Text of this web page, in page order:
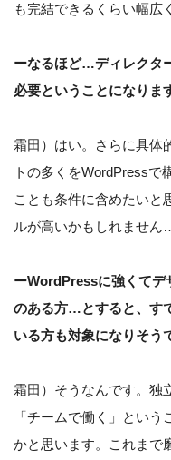
も完結できるくらい幅広
ーなるほど…ディレクタ
必要ということになりま
霜田）はい。さらに具体
トの多くをWordPressで
ことも条件に含めたいと
ルが高いかもしれません
ーWordPressに強くてデ
のある方…とすると、す
いる方も対象になりそう
霜田）そうなんです。独
「チームで働く」とい
かと思います。これまで